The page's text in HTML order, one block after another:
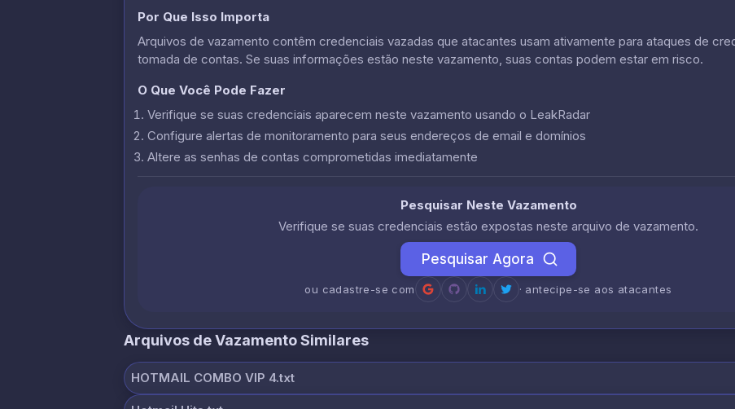
Por Que Isso Importa
Arquivos de vazamento contêm credenciais vazadas que atacantes usam ativamente para ataques de
tomada de contas. Se suas informações estão neste vazamento, suas contas podem estar em risco.
O Que Você Pode Fazer
Verifique se suas credenciais aparecem neste vazamento usando o LeakRadar
Configure alertas de monitoramento para seus endereços de email e domínios
Altere as senhas de contas comprometidas imediatamente
Pesquisar Neste Vazamento
Verifique se suas credenciais estão expostas neste arquivo de vazamento.
Pesquisar Agora
ou cadastre-se com · antecipe-se aos atacantes
Arquivos de Vazamento Similares
HOTMAIL COMBO VIP 4.txt